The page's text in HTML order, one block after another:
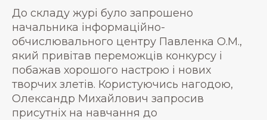
До складу журі було запрошено
начальника інформаційно-
обчислювального центру Павленка О.М.,
який привітав переможців конкурсу і
побажав хорошого настрою і нових
творчих злетів. Користуючись нагодою,
Олександр Михайлович запросив
присутніх на навчання до